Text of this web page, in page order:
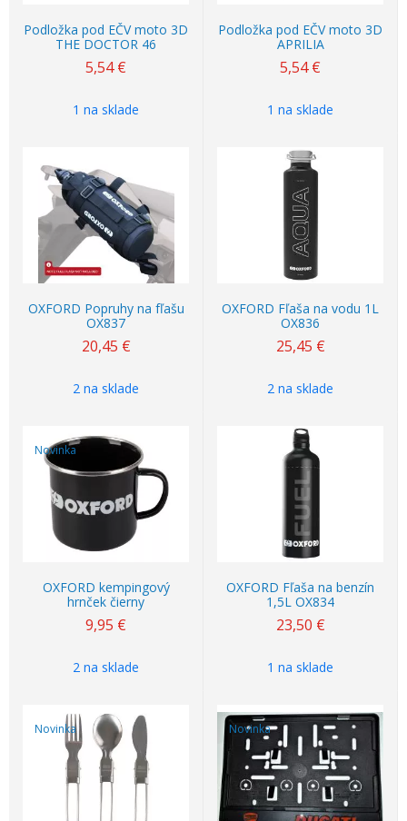
Podložka pod EČV moto 3D
THE DOCTOR 46
5,54 €
1 na sklade
Podložka pod EČV moto 3D
APRILIA
5,54 €
1 na sklade
OXFORD Popruhy na fľašu
OX837
20,45 €
2 na sklade
OXFORD Fľaša na vodu 1L
OX836
25,45 €
2 na sklade
Novinka
OXFORD kempingový
hrnček čierny
9,95 €
2 na sklade
OXFORD Fľaša na benzín
1,5L OX834
23,50 €
1 na sklade
Novinka Novinka